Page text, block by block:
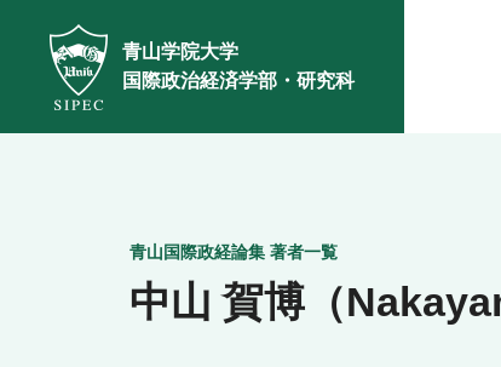
青山学院大学
国際政治経済学部・研究科
青山国際政経論集 著者一覧
中山 賀博（